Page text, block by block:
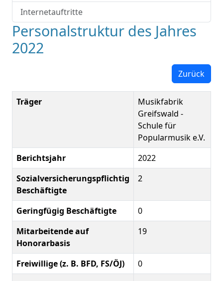
Internetauftritte
Personalstruktur des Jahres
2022
Zurück
Träger
Musikfabrik
Greifswald -
Schule für
Popularmusik e.V.
Berichtsjahr
2022
Sozialversicherungspflichtig
Beschäftigte
2
Geringfügig Beschäftigte
0
Mitarbeitende auf
Honorarbasis
19
Freiwillige (z. B. BFD, FS/ÖJ)
0